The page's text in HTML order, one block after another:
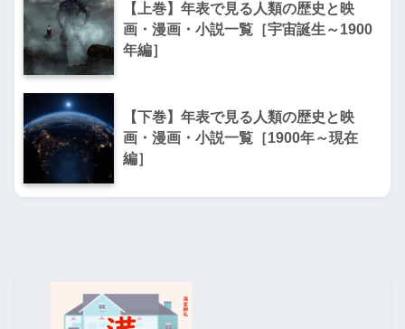
【上巻】年表で見る人類の歴史と映
画・漫画・小説一覧［宇宙誕生～1900
年編］
【下巻】年表で見る人類の歴史と映
画・漫画・小説一覧［1900年～現在
編］